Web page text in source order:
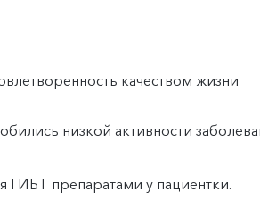
качеством жизни
низкой активности
ГИБТ препаратами у пациентки.